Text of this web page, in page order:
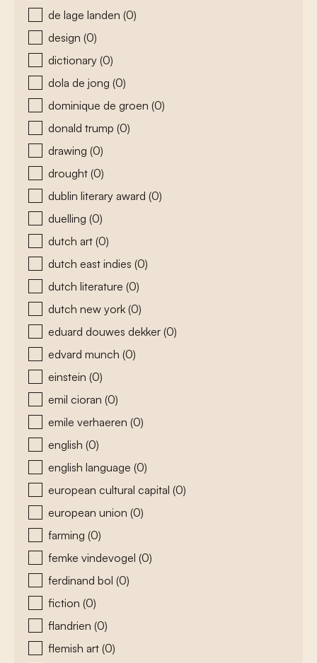
de lage landen (0)
design (0)
dictionary (0)
dola de jong (0)
dominique de groen (0)
donald trump (0)
drawing (0)
drought (0)
dublin literary award (0)
duelling (0)
dutch art (0)
dutch east indies (0)
dutch literature (0)
dutch new york (0)
eduard douwes dekker (0)
edvard munch (0)
einstein (0)
emil cioran (0)
emile verhaeren (0)
english (0)
english language (0)
european cultural capital (0)
european union (0)
farming (0)
femke vindevogel (0)
ferdinand bol (0)
fiction (0)
flandrien (0)
flemish art (0)